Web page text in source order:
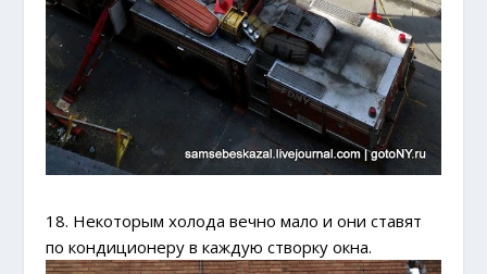
18. Некоторым холода вечно мало и они ставят
по кондиционеру в каждую створку окна.